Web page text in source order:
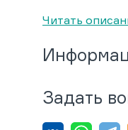
Читать
Задать